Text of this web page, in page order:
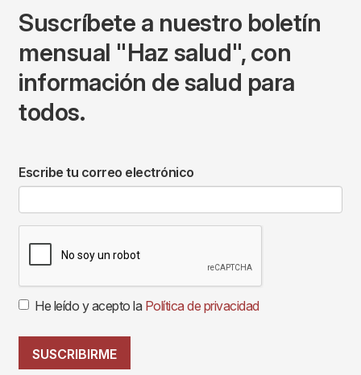
Suscríbete a nuestro boletín
mensual "Haz salud", con
información de salud para
todos.
Escribe tu correo electrónico
He leído y acepto la Política de privacidad
SUSCRIBIRME